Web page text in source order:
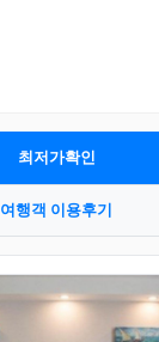
최저가확인
여행객 이용후기